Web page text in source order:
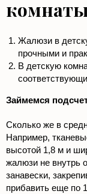
Жалюзи в
прочными и
В детскую
Займемся
Сколько же в
Например,
высотой 1,8 м и
жалюзи не внутрь
занавески,
прибавить еще по